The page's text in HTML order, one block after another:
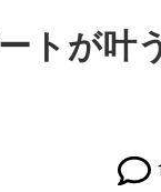
トが叶